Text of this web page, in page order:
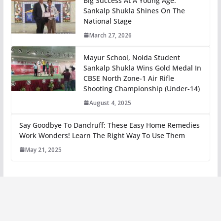
Sankalp Shukla Shines On The
National Stage
March 27, 2026
Mayur School, Noida Student
Sankalp Shukla Wins Gold Medal In
CBSE North Zone-1 Air Rifle
Shooting Championship (Under-14)
August 4, 2025
Say Goodbye To Dandruff: These Easy Home Remedies
Work Wonders! Learn The Right Way To Use Them
May 21, 2025